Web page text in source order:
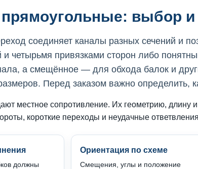
выбор и
соединяет каналы разных сечений и
четырьмя привязками сторон либо
а смещённое — для обхода балок и
Перед заказом важно
местное сопротивление. Их геометрию,
короткие переходы и неудачные
должны
Ориентация по схеме
Смещения, углы и положение